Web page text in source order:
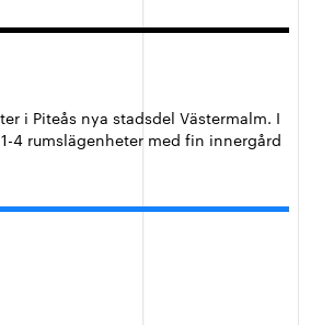
i Piteås nya stadsdel Västermalm. I
4 rumslägenheter med fin innergård